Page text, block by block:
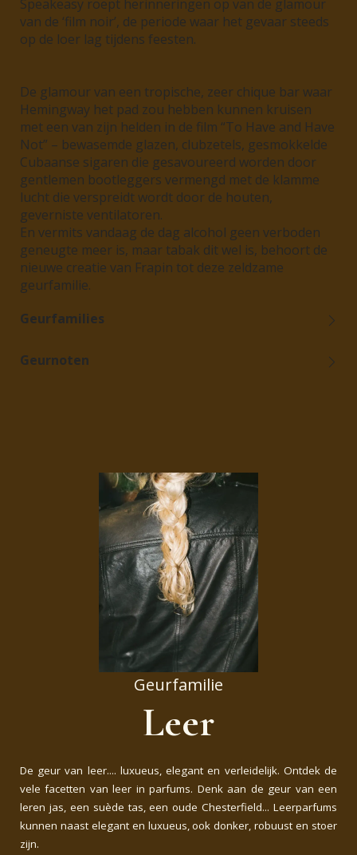
Speakeasy roept herinneringen op van de glamour
van de ‘film noir’, de periode waar het gevaar steeds
op de loer lag tijdens feesten.
De glamour van een tropische, zeer chique bar waar
Hemingway het pad zou hebben kunnen kruisen
met een van zijn helden in de film “To Have and Have
Not” – bewasemde glazen, clubzetels, gesmokkelde
Cubaanse sigaren die gesavoureerd worden door
gentlemen bootleggers vermengd met de klamme
lucht die verspreidt wordt door de houten,
geverniste ventilatoren.
En vermits vandaag de dag alcohol geen verboden
geneugte meer is, maar tabak dit wel is, behoort de
nieuwe creatie van Frapin tot deze zeldzame
geurfamilie.
Geurfamilies
Geurnoten
Geurfamilie
Leer
De geur van leer.... luxueus, elegant en verleidelijk. Ontdek de
vele facetten van leer in parfums. Denk aan de geur van een
leren jas, een suède tas, een oude Chesterfield... Leerparfums
kunnen naast elegant en luxueus, ook donker, robuust en stoer
zijn.